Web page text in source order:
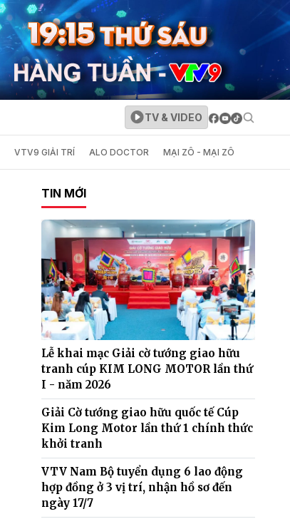
TV & VIDEO
VTV9 GIẢI TRÍ ALO DOCTOR MẠI ZÔ - MẠI ZÔ
TIN MỚI
Lễ khai mạc Giải cờ tướng giao hữu
tranh cúp KIM LONG MOTOR lần thứ
I - năm 2026
Giải Cờ tướng giao hữu quốc tế Cúp
Kim Long Motor lần thứ 1 chính thức
khởi tranh
VTV Nam Bộ tuyển dụng 6 lao động
hợp đồng ở 3 vị trí, nhận hồ sơ đến
ngày 17/7